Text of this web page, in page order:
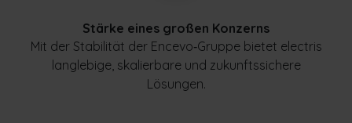
Stärke eines großen Konzerns
Mit der Stabilität der Encevo‑Gruppe bietet electris
langlebige, skalierbare und zukunftssichere
Lösungen.